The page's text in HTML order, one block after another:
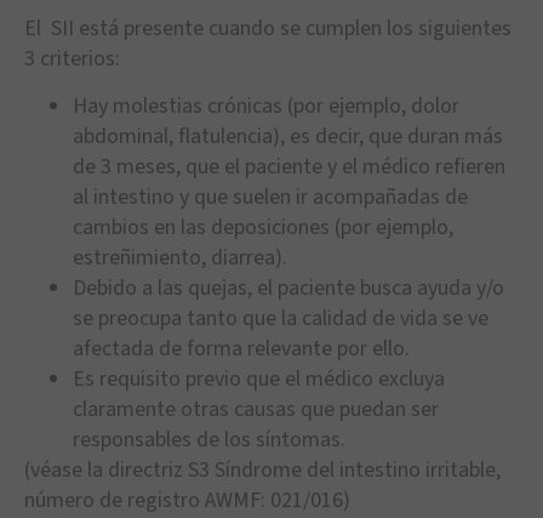
El SII está presente cuando se cumplen los siguientes
3 criterios:
Hay molestias crónicas (por ejemplo, dolor
abdominal, flatulencia), es decir, que duran más
de 3 meses, que el paciente y el médico refieren
al intestino y que suelen ir acompañadas de
cambios en las deposiciones (por ejemplo,
estreñimiento, diarrea).
Debido a las quejas, el paciente busca ayuda y/o
se preocupa tanto que la calidad de vida se ve
afectada de forma relevante por ello.
Es requisito previo que el médico excluya
claramente otras causas que puedan ser
responsables de los síntomas.
(véase la directriz S3 Síndrome del intestino irritable,
número de registro AWMF: 021/016)